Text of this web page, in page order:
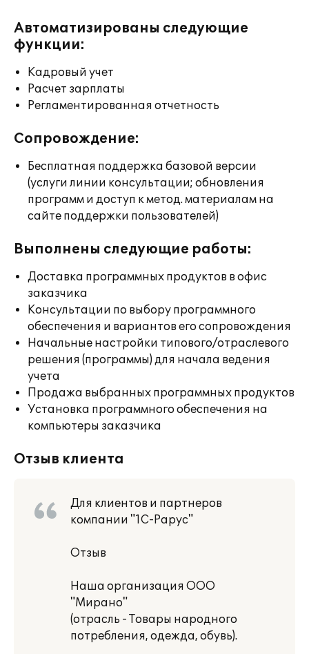
Автоматизированы следующие
функции:
Кадровый учет
Расчет зарплаты
Регламентированная отчетность
Сопровождение:
Бесплатная поддержка базовой версии
(услуги линии консультации; обновления
программ и доступ к метод. материалам на
сайте поддержки пользователей)
Выполнены следующие работы:
Доставка программных продуктов в офис
заказчика
Консультации по выбору программного
обеспечения и вариантов его сопровождения
Начальные настройки типового/отраслевого
решения (программы) для начала ведения
учета
Продажа выбранных программных продуктов
Установка программного обеспечения на
компьютеры заказчика
Отзыв клиента
Для клиентов и партнеров
компании "1С-Рарус"
Отзыв
Наша организация ООО
"Мирано"
(отрасль - Товары народного
потребления, одежда, обувь).